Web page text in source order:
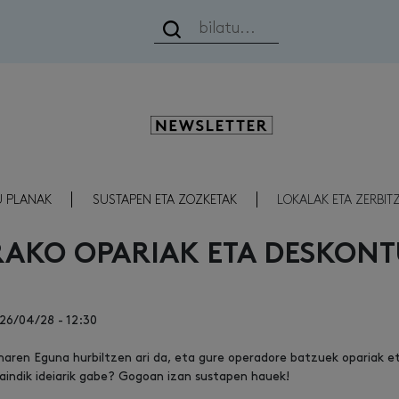
Newsletter
PLANAK SUSTAPEN ETA ZOZKETAK LOKALAK ETA
OPARIAK ETA
04/28 - 12:30
Eguna hurbiltzen ari da, eta gure operadore batzuek opariak
ideiarik gabe? Gogoan izan sustapen hauek!